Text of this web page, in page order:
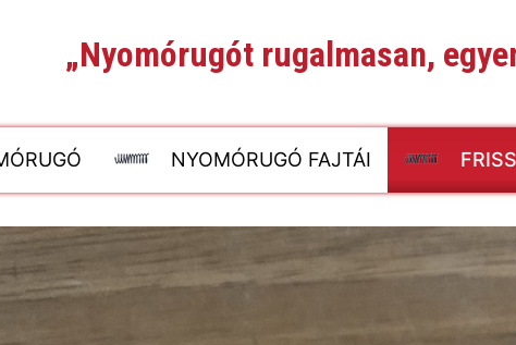
„Nyomórugót rugalmasan,
NYOMÓRUGÓ FAJTÁI